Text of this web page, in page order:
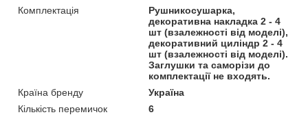
Комплектація
Рушникосушарка,
декоративна накладка 2 - 4
шт (взалежності від моделі),
декоративний циліндр 2 - 4
шт (взалежності від моделі).
Заглушки та саморізи до
комплектації не входять.
Країна бренду
Україна
Кількість перемичок
6